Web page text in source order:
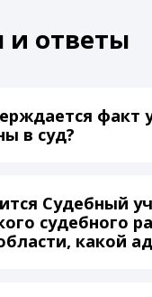
и ответы
факт
в суд?
Судебный
судебного
какой